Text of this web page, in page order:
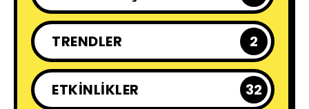
TRENDLER 2
ETKINLIKLER 32